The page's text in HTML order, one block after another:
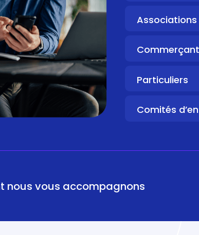
Associations
Particuliers
Comités
nous vous accompagnons